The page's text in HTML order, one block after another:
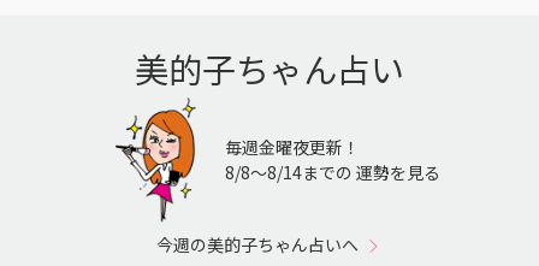
美的子ちゃん占い
毎週金曜夜更新！
8/8〜8/14までの 運勢を見る
今週の美的子ちゃん占いへ